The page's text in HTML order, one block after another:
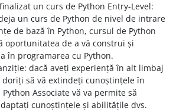
un curs de Python Entry-Level:
un curs de Python de nivel de intrare
de bază în Python, cursul de Python
oportunitatea de a vă construi și
în programarea cu Python.
dacă aveți experiență în alt limbaj
să vă extindeți cunoștințele în
Associate vă va permite să
cunoștințele și abilitățile dvs.